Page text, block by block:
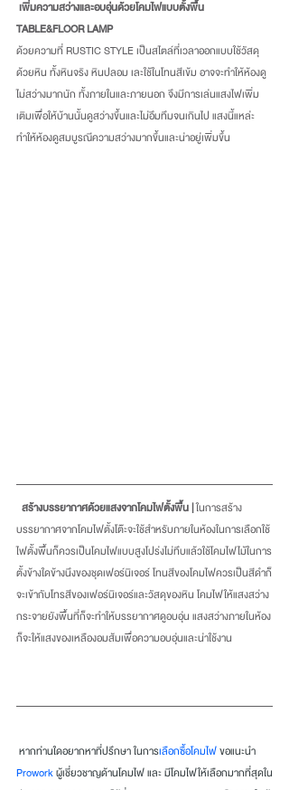
เพิ่มความสว่างและอบอุ่นด้วยโคมไฟแบบตั้งพื้น
TABLE&FLOOR LAMP
ด้วยความที่ RUSTIC STYLE เป็นสไตล์ที่เวลาออกแบบใช้วัสดุ
ด้วยหิน ทั้งหินจริง หินปลอม เละใช้ในโทนสีเข้ม อาจจะทำให้ห้องดู
ไม่สว่างมากนัก ทั้งภายในและภายนอก จึงมีการเล่นแสงไฟเพิ่ม
เติมเพื่อให้บ้านนั้นดูสว่างขึ้นและไม่อึมทึมจนเกินไป แสงนี้แหล่ะ
ทำให้ห้องดูสมบูรณีความสว่างมากขึ้นและน่าอยู่เพิ่มขึ้น
สร้างบรรยากาศด้วยแสงจากโคมไฟตั้งพื้น | ในการสร้าง
บรรยากาศจากโคมไฟตั้งโต๊ะจะใช้สำหรับภายในห้องในการเลือกใช้
ไฟตั้งพื้นก็ควรเป็นโคมไฟแบบสูงโปร่งไม่ทึบแล้วใช้โคมไฟไม้ในการ
ตั้งข้างใดข้างนึงของชุดเฟอร์นิเจอร์ โทนสีของโคมไฟควรเป็นสีดำก็
จะเข้ากับโทรสีของเฟอร์นิเจอร์และวัสดุของหิน โคมไฟให้แสงสว่าง
กระจายยังพื้นที่ก็จะทำให้บรรยากาศดูอบอุ่น แสงสว่างภายในห้อง
ก็จะให้แสงของเหลืองอมส้มเพื่อความอบอุ่นและน่าใช้งาน
หากท่านใดอยากหาที่ปรึกษา ในการเลือกซื้อโคมไฟขอแนะนำ
Proworkผู้เชี่ยวชาญด้านโคมไฟ และ มีโคมไฟให้เลือกมากที่สุดใน